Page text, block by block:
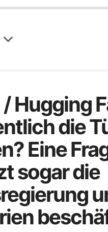
Hugging
die
Eine
sogar die